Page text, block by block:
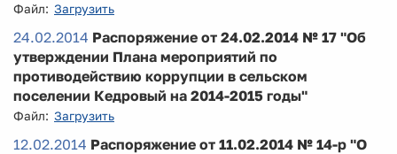
Файл: Загрузить
24.02.2014 Распоряжение от 24.02.2014 № 17 "Об
утверждении Плана мероприятий по
противодействию коррупции в сельском
поселении Кедровый на 2014-2015 годы"
Файл: Загрузить
12.02.2014 Распоряжение от 11.02.2014 № 14-р "О